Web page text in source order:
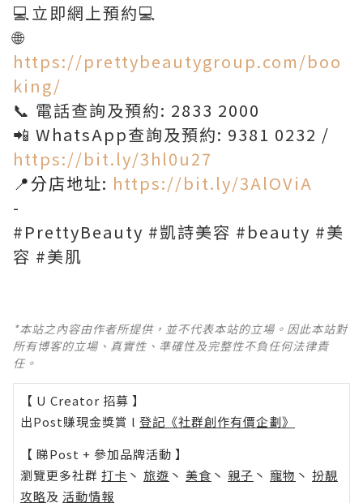
💻立即網上預約💻
🌐
https://prettybeautygroup.com/boo
king/
📞 電話查詢及預約: 2833 2000
📲 WhatsApp查詢及預約: 9381 0232 /
https://bit.ly/3hl0u27
📍分店地址: https://bit.ly/3AlOViA
-
#PrettyBeauty #凱詩美容 #beauty #美
容 #美肌
*本站之內容由作者所提供，並不代表本站的立場。因此本站對
所有博客的立場、真實性、準確性及完整性不負任何法律責
任。
【 U Creator 招募 】
出Post賺現金獎賞 l 登記《社群創作有價企劃》
【 睇Post + 參加品牌活動 】
瀏覽更多社群 打卡 丶 旅遊 丶 美食 丶 親子 丶 寵物 丶 扮靚
攻略及 活動情報